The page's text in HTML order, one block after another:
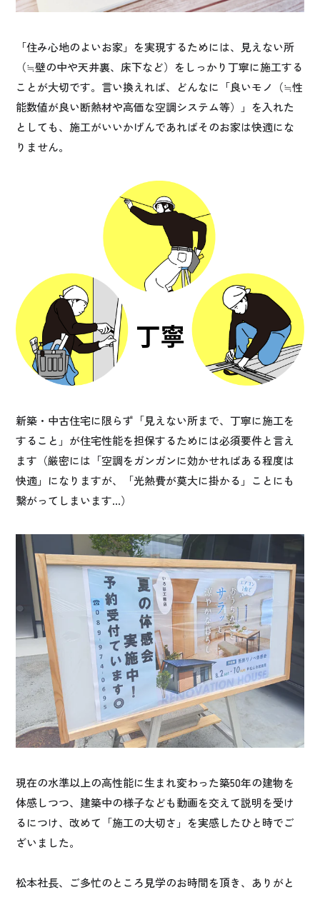
「住み心地のよいお家」を実現するためには、見えない所
（≒壁の中や天井裏、床下など）をしっかり丁寧に施工する
ことが大切です。言い換えれば、どんなに「良いモノ（≒性
能数値が良い断熱材や高価な空調システム等）」を入れた
としても、施工がいいかげんであればそのお家は快適にな
りません。
新築・中古住宅に限らず「見えない所まで、丁寧に施工を
すること」が住宅性能を担保するためには必須要件と言え
ます（厳密には「空調をガンガンに効かせればある程度は
快適」になりますが、「光熱費が莫大に掛かる」ことにも
繋がってしまいます…）
現在の水準以上の高性能に生まれ変わった築50年の建物を
体感しつつ、建築中の様子なども動画を交えて説明を受け
るにつけ、改めて「施工の大切さ」を実感したひと時でご
ざいました。
松本社長、ご多忙のところ見学のお時間を頂き、ありがと